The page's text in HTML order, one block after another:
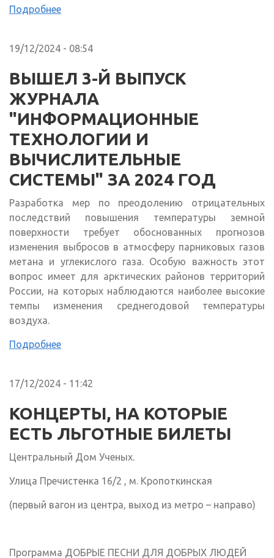
Подробнее
19/12/2024 - 08:54
ВЫШЕЛ 3-Й ВЫПУСК
ЖУРНАЛА
"ИНФОРМАЦИОННЫЕ
ТЕХНОЛОГИИ И
ВЫЧИСЛИТЕЛЬНЫЕ
СИСТЕМЫ" ЗА 2024 ГОД
Разработка мер по преодолению отрицательных
последствий повышения температуры земной
поверхности требует обоснованных прогнозов
изменения выбросов в атмосферу парниковых газов
метана и углекислого газа. Особую важность этот
вопрос имеет для арктических районов территорий
России, на которых наблюдаются наиболее высокие
темпы изменения среднегодовой температуры
воздуха.
Подробнее
17/12/2024 - 11:42
КОНЦЕРТЫ, НА КОТОРЫЕ
ЕСТЬ ЛЬГОТНЫЕ БИЛЕТЫ
Центральный Дом Ученых.
Улица Пречистенка 16/2 , м. Кропоткинская
(первый вагон из центра, выход из метро – направо)
Программа ДОБРЫЕ ПЕСНИ ДЛЯ ДОБРЫХ ЛЮДЕЙ